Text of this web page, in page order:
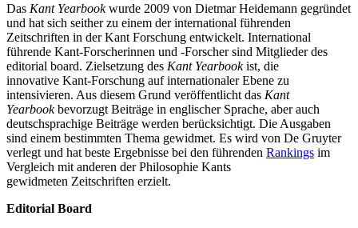
Das Kant Yearbookwurde 2009 von Dietmar Heidemann gegründet
und hat sich seither zu einem der international führenden
Zeitschriften in der Kant Forschung entwickelt. International
führende Kant-Forscherinnen und -Forscher sind Mitglieder des
editorial board. Zielsetzung des Kant Yearbookist, die
innovative Kant-Forschung auf internationaler Ebene zu
intensivieren. Aus diesem Grund veröffentlicht das Kant
Yearbookbevorzugt Beiträge in englischer Sprache, aber auch
deutschsprachige Beiträge werden berücksichtigt. Die Ausgaben
sind einem bestimmten Thema gewidmet. Es wird von De Gruyter
verlegt und hat beste Ergebnisse bei den führenden Rankings im
Vergleich mit anderen der Philosophie Kants
gewidmeten Zeitschriften erzielt.
Editorial Board